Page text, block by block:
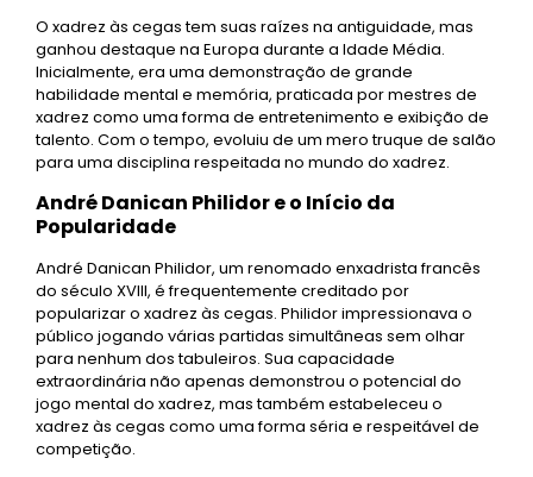
O xadrez às cegas tem suas raízes na antiguidade, mas
ganhou destaque na Europa durante a Idade Média.
Inicialmente, era uma demonstração de grande
habilidade mental e memória, praticada por mestres de
xadrez como uma forma de entretenimento e exibição de
talento. Com o tempo, evoluiu de um mero truque de salão
para uma disciplina respeitada no mundo do xadrez.
André Danican Philidor e o Início da
Popularidade
André Danican Philidor, um renomado enxadrista francês
do século XVIII, é frequentemente creditado por
popularizar o xadrez às cegas. Philidor impressionava o
público jogando várias partidas simultâneas sem olhar
para nenhum dos tabuleiros. Sua capacidade
extraordinária não apenas demonstrou o potencial do
jogo mental do xadrez, mas também estabeleceu o
xadrez às cegas como uma forma séria e respeitável de
competição.